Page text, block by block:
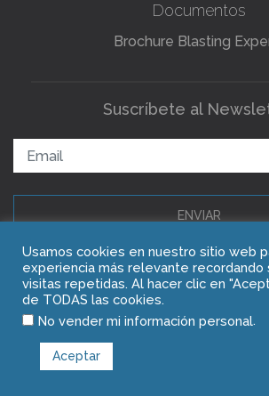
Documentos
Brochure Blasting
Suscríbete al
ENVIAR
Copyright © 2021 Blasting
Usamos cookies en nuestro sitio web
experiencia más relevante recordando
visitas repetidas. Al hacer clic en
de TODAS las cookies.
No vender mi información personal.
Aceptar